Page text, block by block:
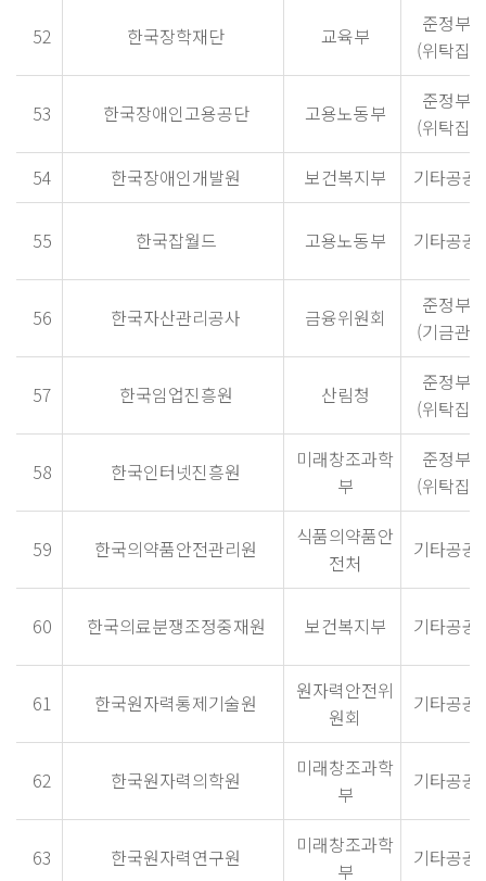
52 한국장학재단 교육부
준정부
(위탁집
53 한국장애인고용공단 고용노동부
준정부
(위탁집
54
한국장애인개발원 보건복지부 기타공공
55 한국잡월드 고용노동부 기타공공
56 한국자산관리공사 금융위원회
준정부
(기금관
57 한국임업진흥원 산림청
준정부
(위탁집
58 한국인터넷진흥원
미래창조과학
부
준정부
(위탁집
59 한국의약품안전관리원
식품의약품안
전처
기타공공
60 한국의료분쟁조정중재원 보건복지부 기타공공
61 한국원자력통제기술원
원자력안전위
원회
기타공공
62 한국원자력의학원
미래창조과학
부
기타공공
63 한국원자력연구원
미래창조과학
부
기타공공